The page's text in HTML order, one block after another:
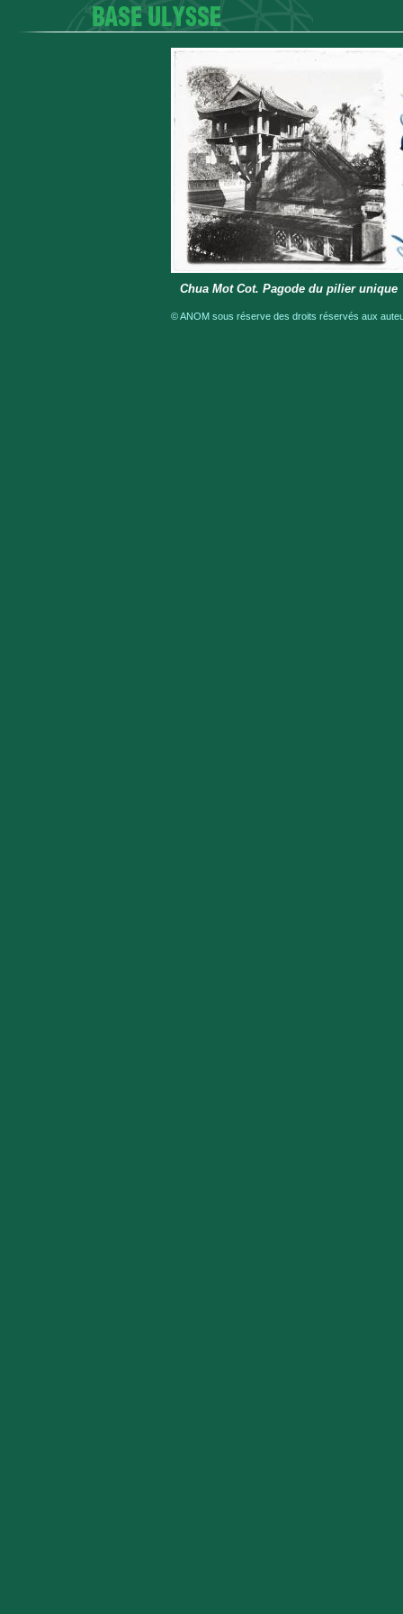
Chua Mot Cot. Pagode du pilier unique
© ANOM sous réserve des droits réservés aux